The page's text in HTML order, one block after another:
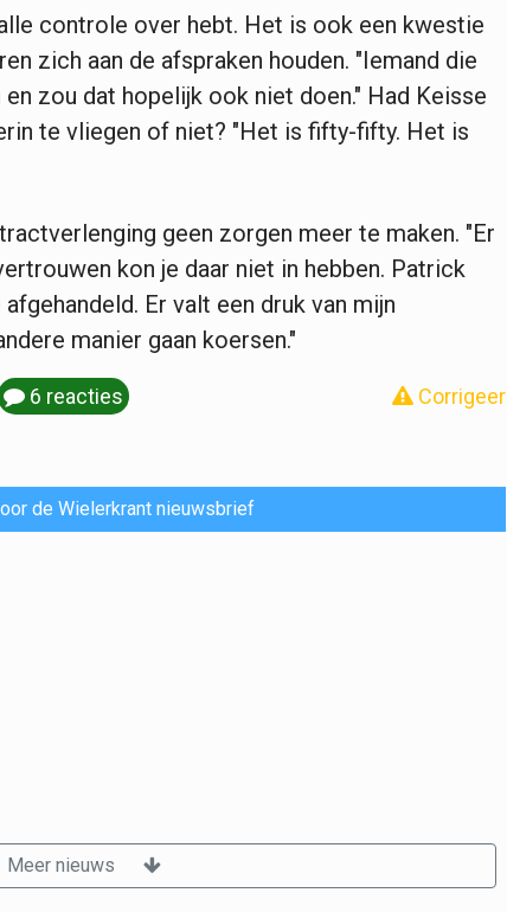
controle over hebt. Het is ook een kwestie
zich aan de afspraken houden. "Iemand die
zou dat hopelijk ook niet doen." Had Keisse
te vliegen of niet? "Het is fifty-fifty. Het is
geen zorgen meer te maken. "Er
kon je daar niet in hebben. Patrick
Er valt een druk van mijn
manier gaan koersen."
6 reacties Corrigeer
de Wielerkrant nieuwsbrief
Meer nieuws